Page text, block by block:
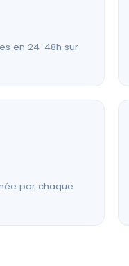
en 24-48h sur
par chaque